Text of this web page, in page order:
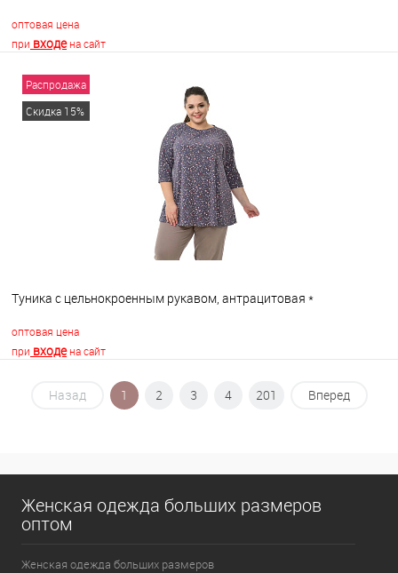
оптовая цена
при входена сайт
В корзину
Распродажа
Скидка 15%
Туника с цельнокроенным рукавом, антрацитовая *
оптовая цена
при входена сайт
В корзину
Назад 1 2 3 4 201 Вперед
Женская одежда больших размеров
оптом
Женская одежда больших размеров